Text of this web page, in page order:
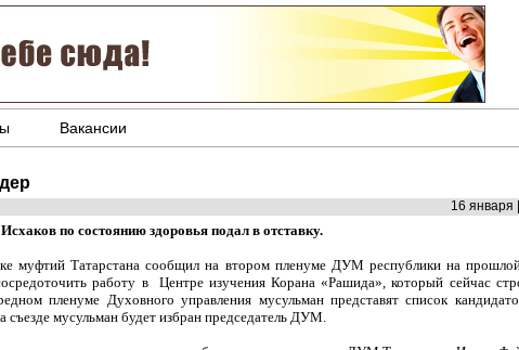
Вакансии
16 января
по состоянию здоровья подал в отставку.
муфтий Татарстана сообщил на втором пленуме ДУМ республики на
работу в Центре изучения Корана «Рашида», который сейчас
пленуме Духовного управления мусульман представят список
съезде мусульман будет избран председатель ДУМ.